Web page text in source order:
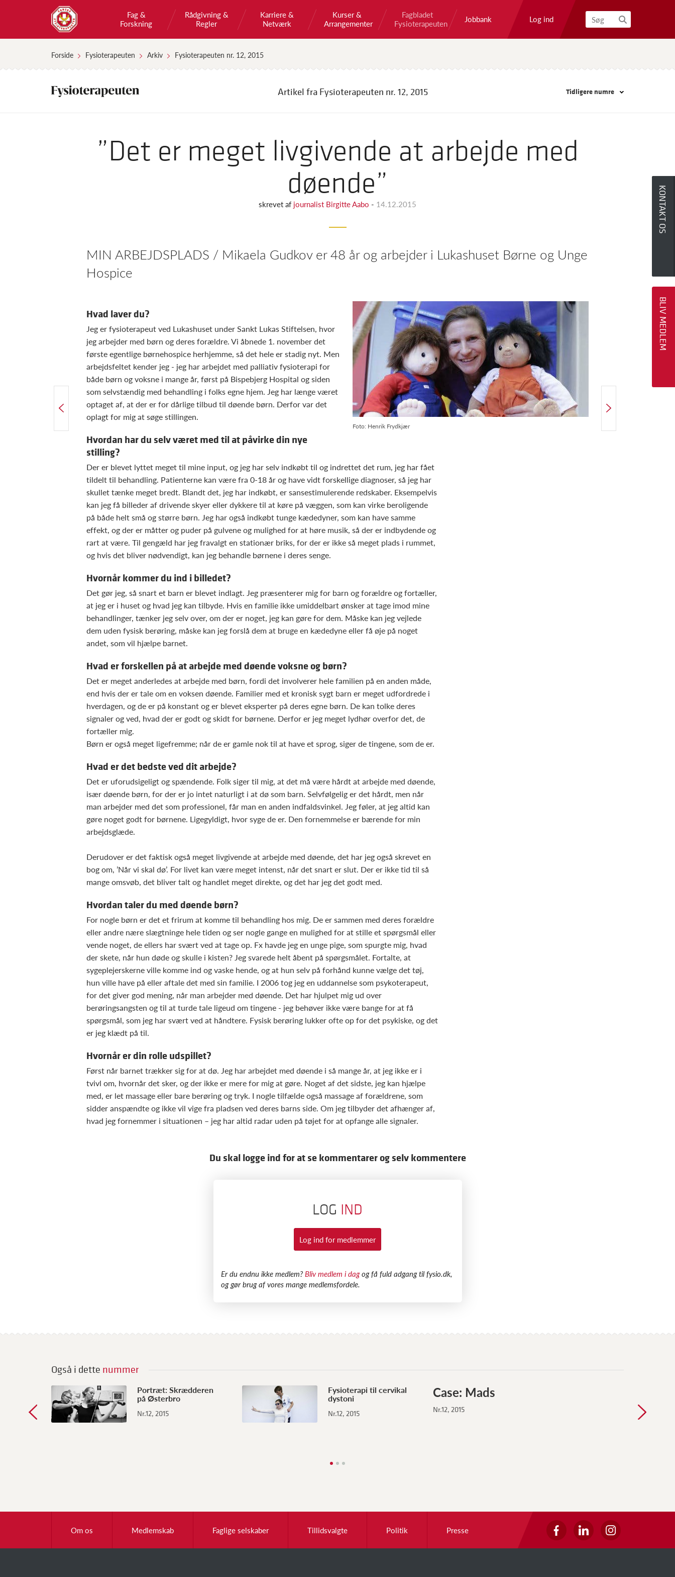
Log ind
Fag &
Forskning
Rådgivning &
Regler
Karriere &
Netværk
Kurser &
Arrangementer
Fagbladet
Fysioterapeuten
Jobbank
Forside Fysioterapeuten Arkiv Fysioterapeuten nr. 12, 2015
Artikel fra Fysioterapeuten nr. 12, 2015 Tidligere numre
”Det er meget livgivende at arbejde med
døende”
skrevet af journalist Birgitte Aabo - 14.12.2015
MIN ARBEJDSPLADS / Mikaela Gudkov er 48 år og arbejder i Lukashuset Børne og Unge
Hospice
Foto: Henrik Frydkjær
Hvad laver du?
Jeg er fysioterapeut ved Lukashuset under Sankt Lukas Stiftelsen, hvor
jeg arbejder med børn og deres forældre. Vi åbnede 1. november det
første egentlige børnehospice herhjemme, så det hele er stadig nyt. Men
arbejdsfeltet kender jeg - jeg har arbejdet med palliativ fysioterapi for
både børn og voksne i mange år, først på Bispebjerg Hospital og siden
som selvstændig med behandling i folks egne hjem. Jeg har længe været
optaget af, at der er for dårlige tilbud til døende børn. Derfor var det
oplagt for mig at søge stillingen.
Hvordan har du selv været med til at påvirke din nye
stilling?
Der er blevet lyttet meget til mine input, og jeg har selv indkøbt til og indrettet det rum, jeg har fået
tildelt til behandling. Patienterne kan være fra 0-18 år og have vidt forskellige diagnoser, så jeg har
skullet tænke meget bredt. Blandt det, jeg har indkøbt, er sansestimulerende redskaber. Eksempelvis
kan jeg få billeder af drivende skyer eller dykkere til at køre på væggen, som kan virke beroligende
på både helt små og større børn. Jeg har også indkøbt tunge kædedyner, som kan have samme
effekt, og der er måtter og puder på gulvene og mulighed for at høre musik, så der er indbydende og
rart at være. Til gengæld har jeg fravalgt en stationær briks, for der er ikke så meget plads i rummet,
og hvis det bliver nødvendigt, kan jeg behandle børnene i deres senge.
Hvornår kommer du ind i billedet?
Det gør jeg, så snart et barn er blevet indlagt. Jeg præsenterer mig for barn og forældre og fortæller,
at jeg er i huset og hvad jeg kan tilbyde. Hvis en familie ikke umiddelbart ønsker at tage imod mine
behandlinger, tænker jeg selv over, om der er noget, jeg kan gøre for dem. Måske kan jeg vejlede
dem uden fysisk berøring, måske kan jeg forslå dem at bruge en kædedyne eller få øje på noget
andet, som vil hjælpe barnet.
Hvad er forskellen på at arbejde med døende voksne og børn?
Det er meget anderledes at arbejde med børn, fordi det involverer hele familien på en anden måde,
end hvis der er tale om en voksen døende. Familier med et kronisk sygt barn er meget udfordrede i
hverdagen, og de er på konstant og er blevet eksperter på deres egne børn. De kan tolke deres
signaler og ved, hvad der er godt og skidt for børnene. Derfor er jeg meget lydhør overfor det, de
fortæller mig.
Børn er også meget ligefremme; når de er gamle nok til at have et sprog, siger de tingene, som de er.
Hvad er det bedste ved dit arbejde?
Det er uforudsigeligt og spændende. Folk siger til mig, at det må være hårdt at arbejde med døende,
især døende børn, for der er jo intet naturligt i at dø som barn. Selvfølgelig er det hårdt, men når
man arbejder med det som professionel, får man en anden indfaldsvinkel. Jeg føler, at jeg altid kan
gøre noget godt for børnene. Ligegyldigt, hvor syge de er. Den fornemmelse er bærende for min
arbejdsglæde.
Derudover er det faktisk også meget livgivende at arbejde med døende, det har jeg også skrevet en
bog om, ’Når vi skal dø’. For livet kan være meget intenst, når det snart er slut. Der er ikke tid til så
mange omsvøb, det bliver talt og handlet meget direkte, og det har jeg det godt med.
Hvordan taler du med døende børn?
For nogle børn er det et frirum at komme til behandling hos mig. De er sammen med deres forældre
eller andre nære slægtninge hele tiden og ser nogle gange en mulighed for at stille et spørgsmål eller
vende noget, de ellers har svært ved at tage op. Fx havde jeg en unge pige, som spurgte mig, hvad
der skete, når hun døde og skulle i kisten? Jeg svarede helt åbent på spørgsmålet. Fortalte, at
sygeplejerskerne ville komme ind og vaske hende, og at hun selv på forhånd kunne vælge det tøj,
hun ville have på eller aftale det med sin familie. I 2006 tog jeg en uddannelse som psykoterapeut,
for det giver god mening, når man arbejder med døende. Det har hjulpet mig ud over
berøringsangsten og til at turde tale ligeud om tingene - jeg behøver ikke være bange for at få
spørgsmål, som jeg har svært ved at håndtere. Fysisk berøring lukker ofte op for det psykiske, og det
er jeg klædt på til.
Hvornår er din rolle udspillet?
Først når barnet trækker sig for at dø. Jeg har arbejdet med døende i så mange år, at jeg ikke er i
tvivl om, hvornår det sker, og der ikke er mere for mig at gøre. Noget af det sidste, jeg kan hjælpe
med, er let massage eller bare berøring og tryk. I nogle tilfælde også massage af forældrene, som
sidder anspændte og ikke vil vige fra pladsen ved deres barns side. Om jeg tilbyder det afhænger af,
hvad jeg fornemmer i situationen – jeg har altid radar uden på tøjet for at opfange alle signaler.
Du skal logge ind for at se kommentarer og selv kommentere
LOG IND
Log ind for medlemmer
​Er du endnu ikke medlem? Bliv medlem i dagog få fuld adgang til fysio.dk,
og gør brug af vores mange medlemsfordele.
FORRIGE ARTIKEL
Forskningsnyt: Behandling af skulderimpingement
NÆSTE ARTIKEL
Leder: Selvfølgelig må vi det!
Også i dette nummer
Portræt: Skrædderen
på Østerbro
Nr.12, 2015
Fysioterapi til cervikal
dystoni
Nr.12, 2015
Case: Mads
Nr.12, 2015 Nr.12, 2015
Om os Medlemskab Faglige selskaber Tillidsvalgte Politik Presse
KONTAKT OS
BLIV MEDLEM